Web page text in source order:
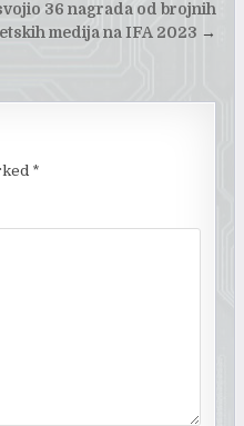
36 nagrada od brojnih
medija na IFA 2023 →
*